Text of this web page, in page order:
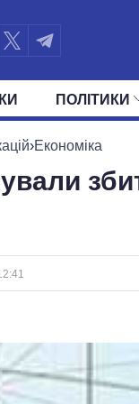
ПОЛIТИКИ
ПРЕЗИДЕНТ І ОФІС
›Економіка